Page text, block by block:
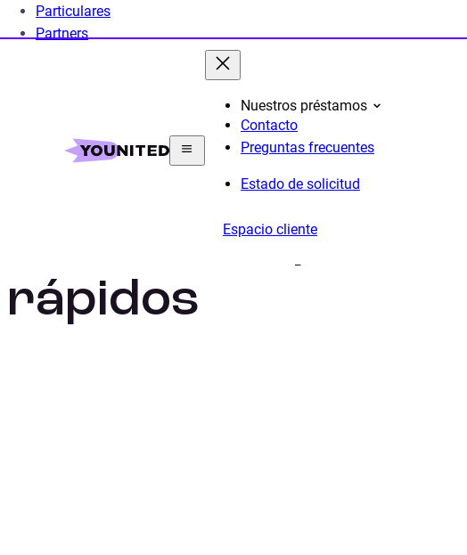
Particulares
Partners
Nuestros préstamos
Contacto
Preguntas frecuentes
Estado de solicitud
Espacio cliente
Préstamo Personal Nuestros proyectos para
Préstamos
rápidos